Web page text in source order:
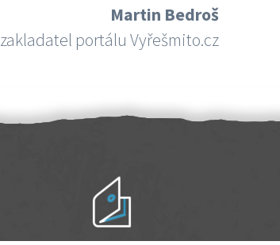
Martin Bedroš
zakladatel portálu Vyřešmito.cz